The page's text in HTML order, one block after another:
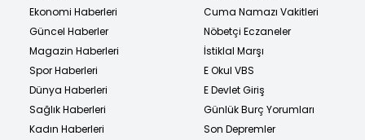
Ekonomi Haberleri
Güncel Haberler
Magazin Haberleri
Spor Haberleri
Dünya Haberleri
Sağlık Haberleri
Kadın Haberleri
Cuma Namazı Vakitleri
Nöbetçi Eczaneler
İstiklal Marşı
E Okul VBS
E Devlet Giriş
Günlük Burç Yorumları
Son Depremler